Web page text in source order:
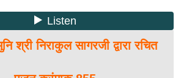
श्री निराकुल सागरजी द्वारा रचित